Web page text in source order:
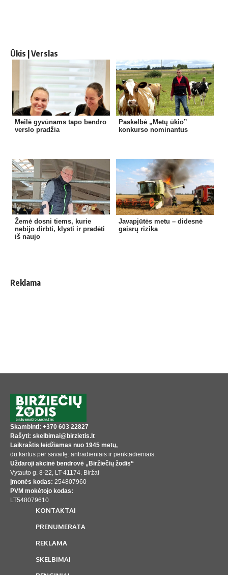
Ūkis | Verslas
Meilė gyvūnams tapo bendro
verslo pradžia
Paskelbė „Metų ūkio”
konkurso nominantus
Žemė dosni tiems, kurie
nebijo dirbti, klysti ir pradėti
iš naujo
Javapjūtės metu – didesnė
gaisrų rizika
Reklama
Skambinti: +370 603 22827
Rašyti: skelbimai@birzietis.lt
Laikraštis leidžiamas nuo 1945 metų,
du kartus per savaitę: antradieniais ir penktadieniais.
Uždaroji akcinė bendrovė „Biržiečių žodis“
Vytauto g. 8-22, LT-41174. Biržai
Įmonės kodas: 254807960
PVM mokėtojo kodas:
LT548079610
KONTAKTAI
PRENUMERATA
REKLAMA
SKELBIMAI